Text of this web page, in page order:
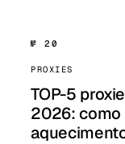
№ 20
PROXIES
TOP-5
2026: como